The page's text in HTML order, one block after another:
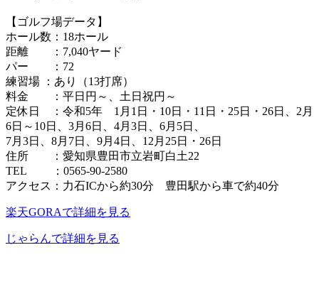
【ゴルフ場データ】
ホール数：18ホール
距離 ：7,040ヤード
パー ：72
練習場 ：あり（13打席）
料金 ：平日円～、土日祝円～
定休日 ：令和5年 1月1日・10日・11日・25日・26日、2月
6日～10日、3月6日、4月3日、6月5日、
7月3日、8月7日、9月4日、12月25日・26日
住所 ：愛知県豊田市立岩町白土22
TEL ：0565-90-2580
アクセス：力石ICから約30分 豊田駅から車で約40分
楽天GORAで詳細を見る
じゃらんで詳細を見る